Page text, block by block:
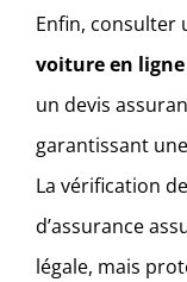
Enfin, consulter
voiture en ligne
un devis
garantissant
La vérification
d’assurance
légale, mais